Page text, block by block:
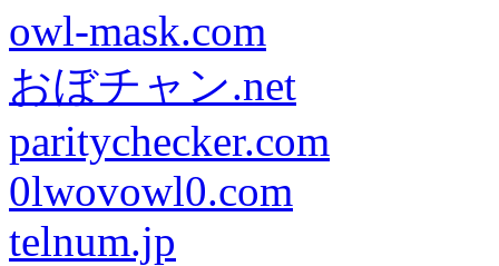
owl-mask.com
おぼチャン.net
paritychecker.com
0lwovowl0.com
telnum.jp